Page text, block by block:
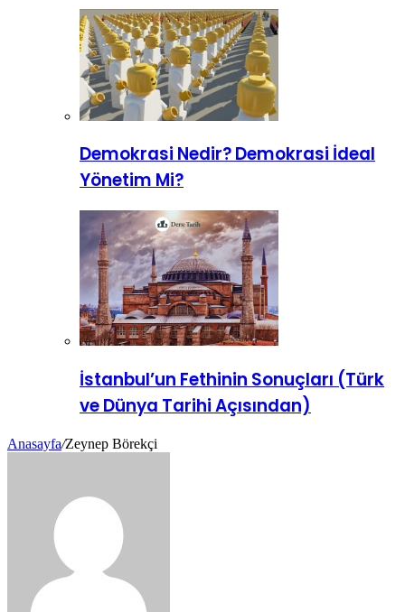
Demokrasi Nedir? Demokrasi İdeal
Yönetim Mi?
İstanbul’un Fethinin Sonuçları (Türk
ve Dünya Tarihi Açısından)
Anasayfa/Zeynep Börekçi